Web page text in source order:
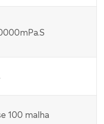
100 malha